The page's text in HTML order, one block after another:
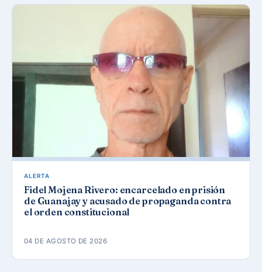
ALERTA
Fidel Mojena Rivero: encarcelado en prisión
de Guanajay y acusado de propaganda contra
el orden constitucional
04 DE AGOSTO DE 2026